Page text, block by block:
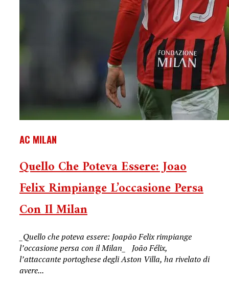
AC MILAN
Quello Che Poteva Essere: Joao
Felix Rimpiange L’occasione Persa
Con Il Milan
_Quello che poteva essere: Joapão Felix rimpiange
l’occasione persa con il Milan_ João Félix,
l’attaccante portoghese degli Aston Villa, ha rivelato di
avere...